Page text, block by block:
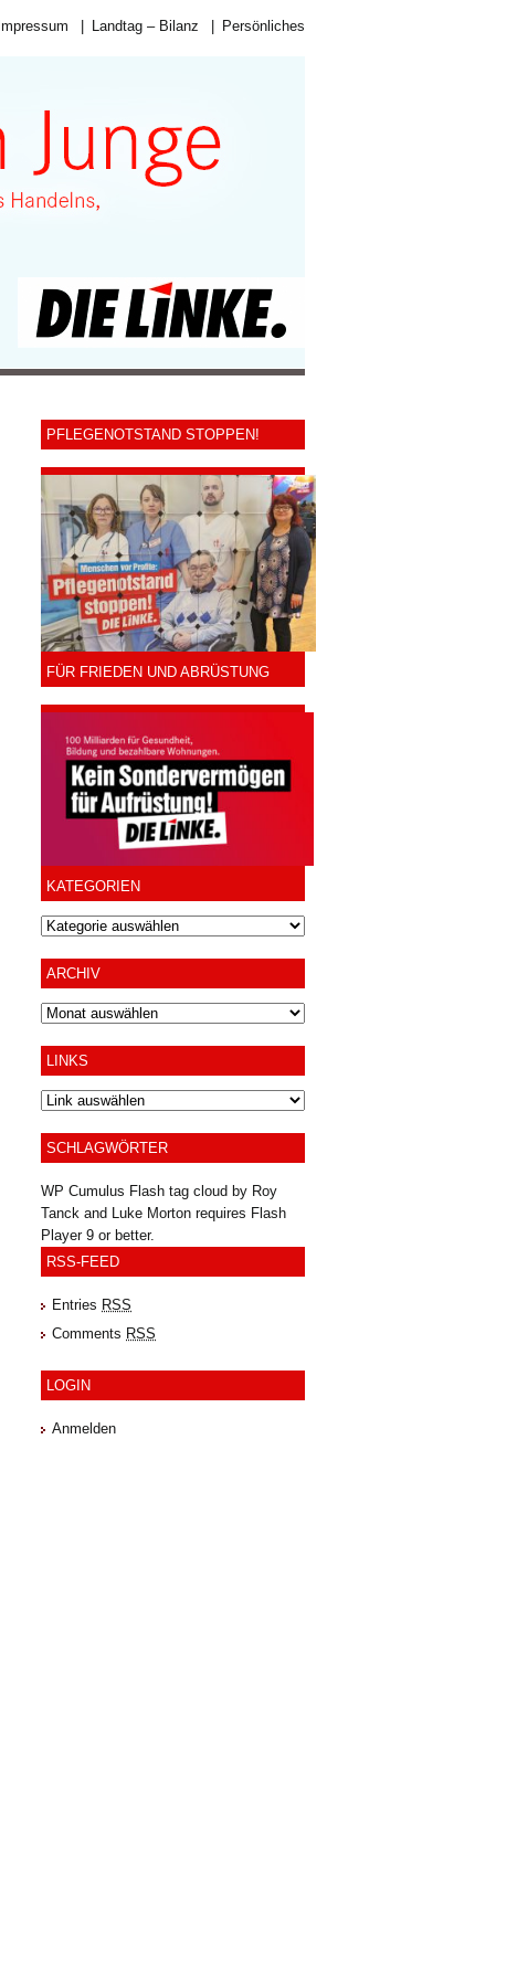
Impressum Landtag – Bilanz Persönliches
PFLEGENOTSTAND STOPPEN!
FÜR FRIEDEN UND ABRÜSTUNG
KATEGORIEN
ARCHIV
Archiv
LINKS
SCHLAGWÖRTER
WP Cumulus Flash tag cloud by Roy
Tanck and Luke Morton requires Flash
Player9 or better.
RSS-FEED
Entries RSS
Comments RSS
LOGIN
Anmelden